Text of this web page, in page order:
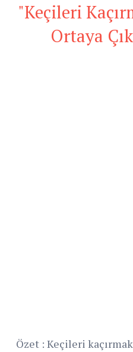
"Keçileri
Ortaya
Özet : Keçileri